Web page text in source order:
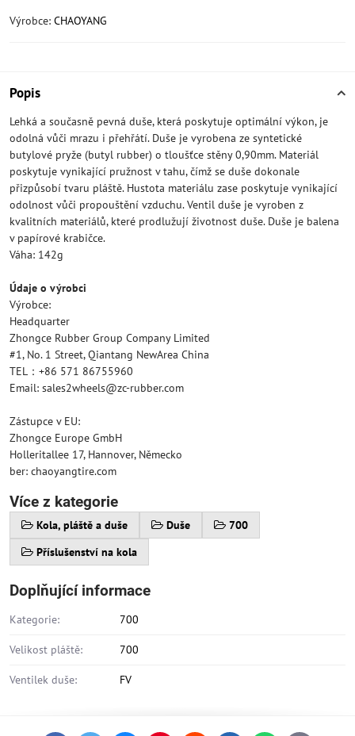
Výrobce: CHAOYANG
Popis
Lehká a současně pevná duše, která poskytuje optimální výkon, je
odolná vůči mrazu i přehřátí. Duše je vyrobena ze syntetické
butylové pryže (butyl rubber) o tloušťce stěny 0,90mm. Materiál
poskytuje vynikající pružnost v tahu, čímž se duše dokonale
přizpůsobí tvaru pláště. Hustota materiálu zase poskytuje vynikající
odolnost vůči propouštění vzduchu. Ventil duše je vyroben z
kvalitních materiálů, které prodlužují životnost duše. Duše je balena
v papírové krabičce.
Váha: 142g
Údaje o výrobci
Výrobce:
Headquarter
Zhongce Rubber Group Company Limited
#1, No. 1 Street, Qiantang NewArea China
TEL：+86 571 86755960
Email: sales2wheels@zc-rubber.com
Zástupce v EU:
Zhongce Europe GmbH
Holleritallee 17, Hannover, Německo
ber: chaoyangtire.com
Více z kategorie
Kola, pláště a duše Duše
700
Příslušenství na kola
Doplňující informace
Kategorie: 700
Velikost pláště: 700
Ventilek duše: FV